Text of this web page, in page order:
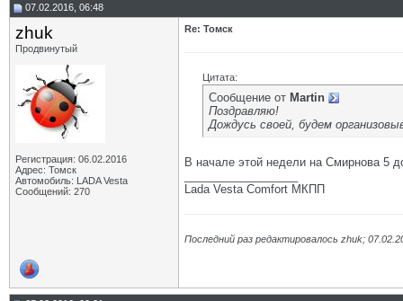
07.02.2016, 06:48
zhuk
Продвинутый
Регистрация: 06.02.2016
Адрес: Томск
Автомобиль: LADA Vesta
Сообщений: 270
Re: Томск
Цитата:
Сообщение от Martin
Поздравляю!
Дождусь своей, будем
В начале этой недели на Смирнова 5
Lada Vesta Comfort МКПП
Последний раз редактировалось zhuk;